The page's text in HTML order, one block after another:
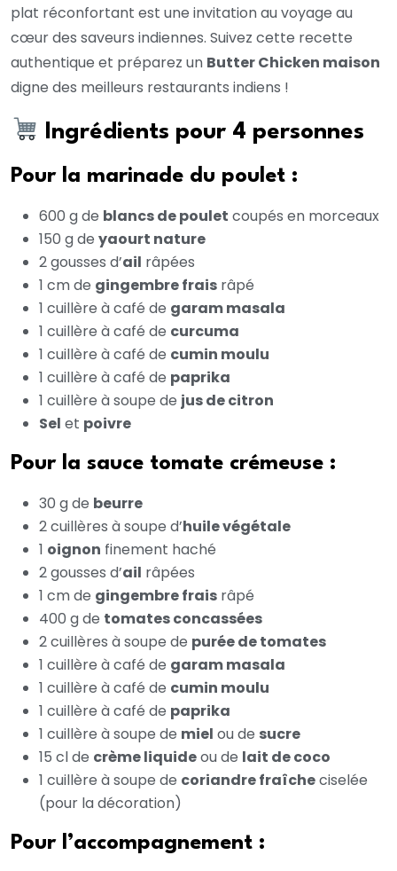
plat réconfortant est une invitation au voyage au
cœur des saveurs indiennes. Suivez cette recette
authentique et préparez un Butter Chicken maison
digne des meilleurs restaurants indiens !
Ingrédients pour 4 personnes
Pour la marinade du poulet :
600 g de blancs de poulet coupés en morceaux
150 g de yaourt nature
2 gousses d’ail râpées
1 cm de gingembre frais râpé
1 cuillère à café de garam masala
1 cuillère à café de curcuma
1 cuillère à café de cumin moulu
1 cuillère à café de paprika
1 cuillère à soupe de jus de citron
Sel et poivre
Pour la sauce tomate crémeuse :
30 g de beurre
2 cuillères à soupe d’huile végétale
1 oignon finement haché
2 gousses d’ail râpées
1 cm de gingembre frais râpé
400 g de tomates concassées
2 cuillères à soupe de purée de tomates
1 cuillère à café de garam masala
1 cuillère à café de cumin moulu
1 cuillère à café de paprika
1 cuillère à soupe de miel ou de sucre
15 cl de crème liquideou de lait de coco
1 cuillère à soupe de coriandre fraîcheciselée
(pour la décoration)
Pour l’accompagnement :